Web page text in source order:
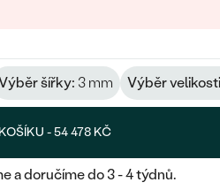
šířky: 3 mm Výběr
-54 478 KČ
a doručíme do 3 - 4 týdnů.